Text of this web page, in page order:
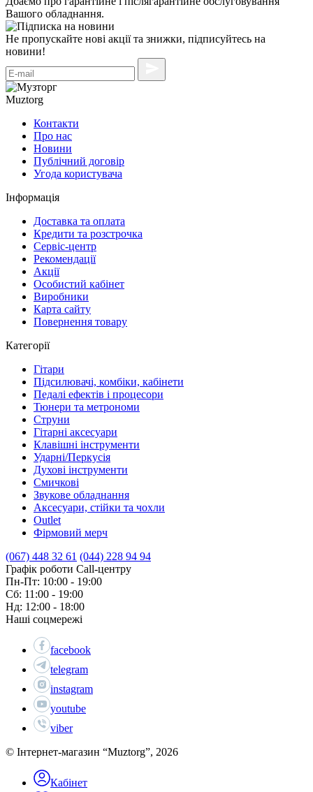
Вашого обладнання.
Не пропускайте нові акції та знижки, підписуйтесь на
новини!
Muztorg
Контакти
Про нас
Новини
Публічний договір
Угода користувача
Інформація
Доставка та оплата
Кредити та розстрочка
Сервіc-центр
Рекомендації
Акції
Особистий кабінет
Виробники
Карта сайту
Повернення товару
Категорії
Гітари
Підсилювачі, комбіки, кабінети
Педалі ефектів і процесори
Тюнери та метрономи
Струни
Гітарні аксесуари
Клавішні інструменти
Ударні/Перкусія
Духові інструменти
Смичкові
Звукове обладнання
Аксесуари, стійки та чохли
Outlet
Фірмовий мерч
(067) 448 32 61 (044) 228 94 94
Графік роботи Call-центру
Пн-Пт: 10:00 - 19:00
Сб: 11:00 - 19:00
Нд: 12:00 - 18:00
Наші соцмережі
facebook
telegram
instagram
youtube
viber
© Інтернет-магазин “Muztorg”, 2026
Кабінет